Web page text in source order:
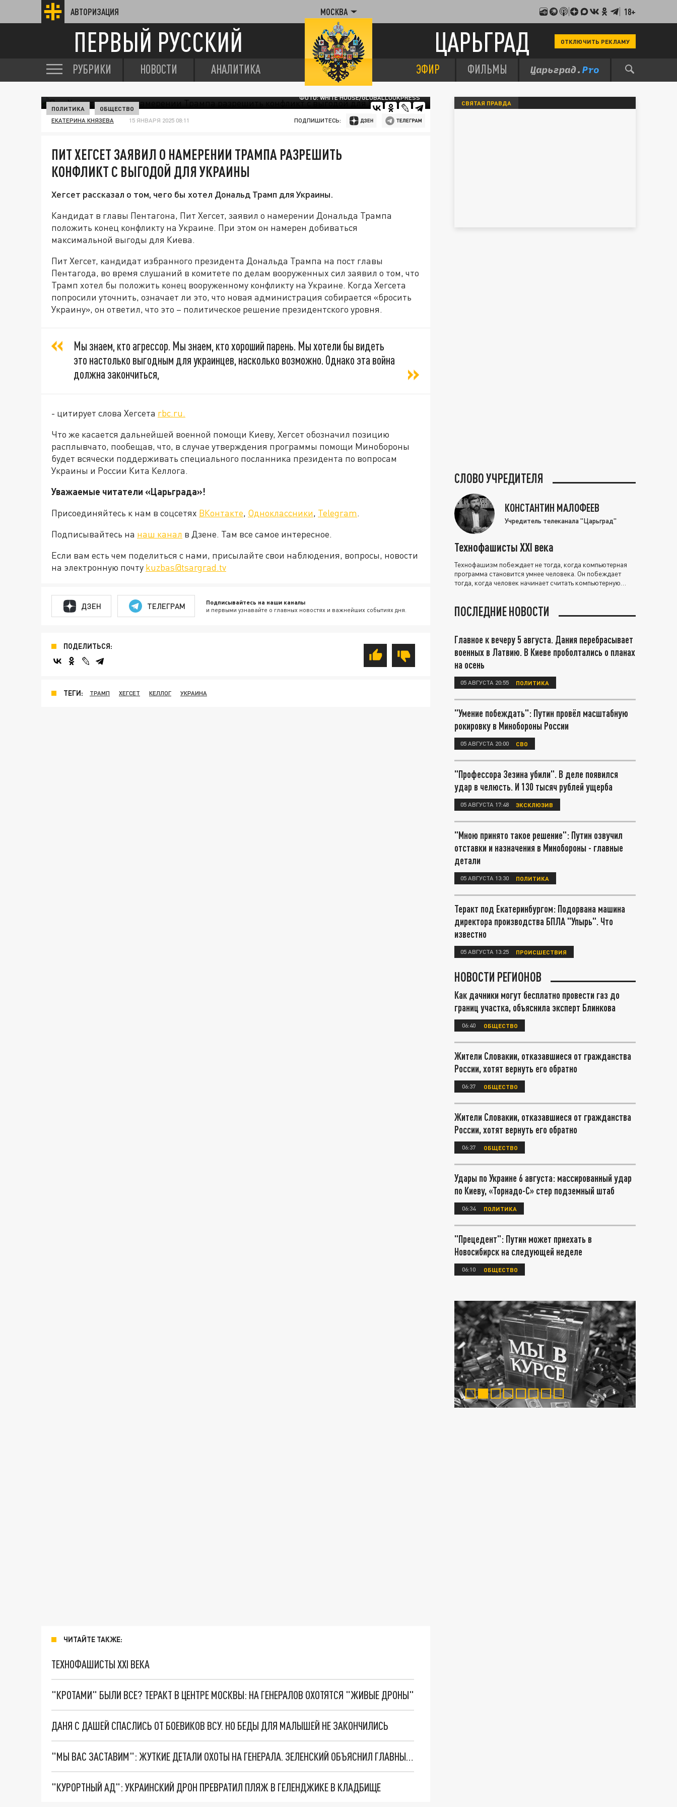
АВТОРИЗАЦИЯ МОСКВА 18+
ПЕРВЫЙ РУССКИЙ ЦАРЬГРАД ОТКЛЮЧИТЬ РЕКЛАМУ
РУБРИКИ НОВОСТИ АНАЛИТИКА ЭФИР ФИЛЬМЫ
ФОТО: WHITE HOUSE/GLOBALLOOKPRESS
ПОЛИТИКА ОБЩЕСТВО
ЕКАТЕРИНА КНЯЗЕВА 15 ЯНВАРЯ 2025 08:11 ПОДПИШИТЕСЬ:
ПИТ ХЕГСЕТ ЗАЯВИЛ О НАМЕРЕНИИ ТРАМПА РАЗРЕШИТЬ
КОНФЛИКТ С ВЫГОДОЙ ДЛЯ УКРАИНЫ
Хегсет рассказал о том, чего бы хотел Дональд Трамп для Украины.
Кандидат в главы Пентагона, Пит Хегсет, заявил о намерении Дональда Трампа
положить конец конфликту на Украине. При этом он намерен добиваться
максимальной выгоды для Киева.
Пит Хегсет, кандидат избранного президента Дональда Трампа на пост главы
Пентагода, во время слушаний в комитете по делам вооруженных сил заявил о том, что
Трамп хотел бы положить конец вооруженному конфликту на Украине. Когда Хегсета
попросили уточнить, означает ли это, что новая администрация собирается «бросить
Украину», он ответил, что это – политическое решение президентского уровня.
Мы знаем, кто агрессор. Мы знаем, кто хороший парень. Мы хотели бы видеть
это настолько выгодным для украинцев, насколько возможно. Однако эта война
должна закончиться,
- цитирует слова Хегсета rbc.ru.
Что же касается дальнейшей военной помощи Киеву, Хегсет обозначил позицию
расплывчато, пообещав, что, в случае утверждения программы помощи Минобороны
будет всячески поддерживать специального посланника президента по вопросам
Украины и России Кита Келлога.
Уважаемые читатели «Царьграда»!
Присоединяйтесь к нам в соцсетях ВКонтакте, Одноклассники, Telegram.
Подписывайтесь на наш канал в Дзене. Там все самое интересное.
Если вам есть чем поделиться с нами, присылайте свои наблюдения, вопросы, новости
на электронную почту kuzbas@tsargrad.tv
ДЗЕН ТЕЛЕГРАМ Подписывайтесь на наши каналы
и первыми узнавайте о главных новостях и важнейших событиях дня.
ПОДЕЛИТЬСЯ:
ТЕГИ: ТРАМП ХЕГСЕТ КЕЛЛОГ УКРАИНА
ЧИТАЙТЕ ТАКЖЕ:
ТЕХНОФАШИСТЫ XXI ВЕКА
"КРОТАМИ" БЫЛИ ВСЕ? ТЕРАКТ В ЦЕНТРЕ МОСКВЫ: НА ГЕНЕРАЛОВ ОХОТЯТСЯ "ЖИВЫЕ ДРОНЫ"
ДАНЯ С ДАШЕЙ СПАСЛИСЬ ОТ БОЕВИКОВ ВСУ. НО БЕДЫ ДЛЯ МАЛЫШЕЙ НЕ ЗАКОНЧИЛИСЬ
"МЫ ВАС ЗАСТАВИМ": ЖУТКИЕ ДЕТАЛИ ОХОТЫ НА ГЕНЕРАЛА. ЗЕЛЕНСКИЙ ОБЪЯСНИЛ ГЛАВНЫЙ СМЫСЛ ТЕРАКТА В ЦЕНТРЕ МОСКВЫ
"КУРОРТНЫЙ АД": УКРАИНСКИЙ ДРОН ПРЕВРАТИЛ ПЛЯЖ В ГЕЛЕНДЖИКЕ В КЛАДБИЩЕ
СВЯТАЯ ПРАВДА
СЛОВО УЧРЕДИТЕЛЯ
КОНСТАНТИН МАЛОФЕЕВ
Учредитель телеканала "Царьград"
Технофашисты XXI века
Технофашизм побеждает не тогда, когда компьютерная
программа становится умнее человека. Он побеждает
тогда, когда человек начинает считать компьютерную
ПОСЛЕДНИЕ НОВОСТИ
Главное к вечеру 5 августа. Дания перебрасывает
военных в Латвию. В Киеве проболтались о планах
на осень
05 АВГУСТА 20:55 ПОЛИТИКА
"Умение побеждать": Путин провёл масштабную
рокировку в Минобороны России
05 АВГУСТА 20:00 СВО
"Профессора Зезина убили". В деле появился
удар в челюсть. И 130 тысяч рублей ущерба
05 АВГУСТА 17:48 ЭКСКЛЮЗИВ
"Мною принято такое решение": Путин озвучил
отставки и назначения в Минобороны - главные
детали
05 АВГУСТА 13:30 ПОЛИТИКА
Теракт под Екатеринбургом: Подорвана машина
директора производства БПЛА "Упырь". Что
известно
05 АВГУСТА 13:25 ПРОИСШЕСТВИЯ
НОВОСТИ РЕГИОНОВ
Как дачники могут бесплатно провести газ до
границ участка, объяснила эксперт Блинкова
06:40 ОБЩЕСТВО
Жители Словакии, отказавшиеся от гражданства
России, хотят вернуть его обратно
06:37 ОБЩЕСТВО
Жители Словакии, отказавшиеся от гражданства
России, хотят вернуть его обратно
06:37 ОБЩЕСТВО
Удары по Украине 6 августа: массированный удар
по Киеву, «Торнадо-С» стер подземный штаб
06:34 ПОЛИТИКА
"Прецедент": Путин может приехать в
Новосибирск на следующей неделе
06:10 ОБЩЕСТВО